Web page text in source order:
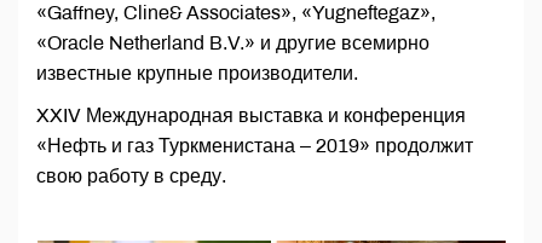
«Gaffney, Cline& Associates», «Yugneftegaz»,
«Oracle Netherland B.V.» и другие всемирно
известные крупные производители.
XXIV Международная выставка и конференция
«Нефть и газ Туркменистана – 2019» продолжит
свою работу в среду.